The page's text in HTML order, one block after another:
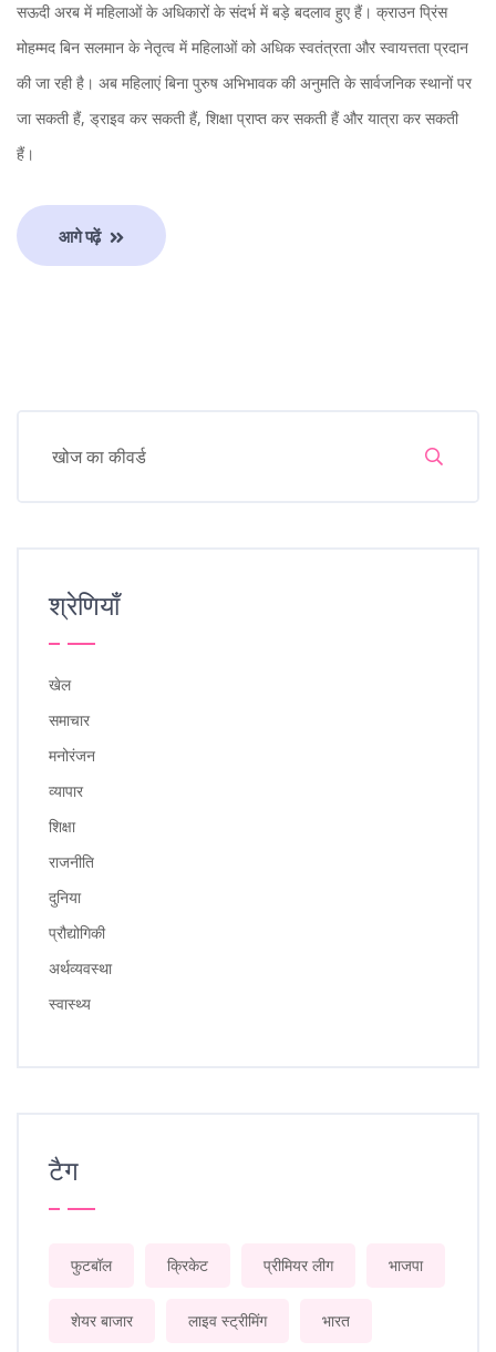
सऊदी अरब में महिलाओं के अधिकारों के संदर्भ में बड़े बदलाव हुए हैं। क्राउन प्रिंस
मोहम्मद बिन सलमान के नेतृत्व में महिलाओं को अधिक स्वतंत्रता और स्वायत्तता प्रदान
की जा रही है। अब महिलाएं बिना पुरुष अभिभावक की अनुमति के सार्वजनिक स्थानों पर
जा सकती हैं, ड्राइव कर सकती हैं, शिक्षा प्राप्त कर सकती हैं और यात्रा कर सकती
हैं।
आगे पढ़ें
श्रेणियाँ
खेल
समाचार
मनोरंजन
व्यापार
शिक्षा
राजनीति
दुनिया
प्रौद्योगिकी
अर्थव्यवस्था
स्वास्थ्य
टैग
फुटबॉल क्रिकेट प्रीमियर लीग भाजपा
शेयर बाजार लाइव स्ट्रीमिंग भारत